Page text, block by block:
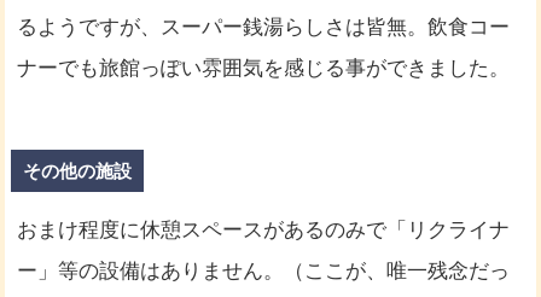
るようですが、スーパー銭湯らしさは皆無。飲食コー
ナーでも旅館っぽい雰囲気を感じる事ができました。
その他の施設
おまけ程度に休憩スペースがあるのみで「リクライナ
ー」等の設備はありません。（ここが、唯一残念だっ